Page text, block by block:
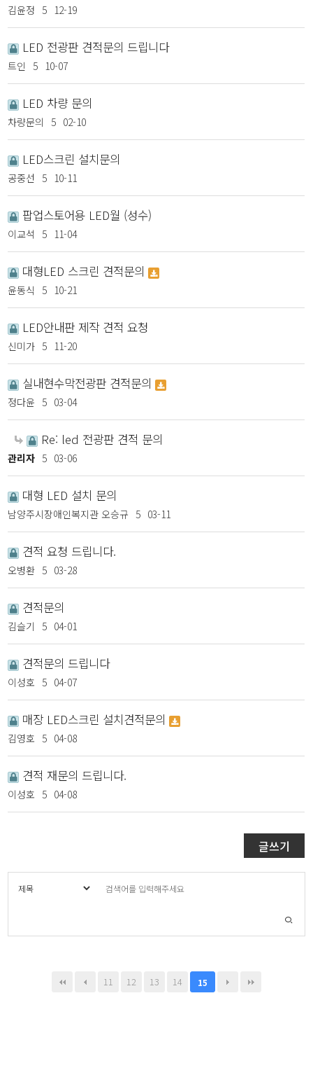
김윤정 5 12-19
LED 전광판 견적문의 드립니다
트인 5 10-07
LED 차량 문의
차량문의 5 02-10
LED스크린 설치문의
공중선 5 10-11
팝업스토어용 LED월 (성수)
이교석 5 11-04
대형LED 스크린 견적문의
윤동식 5 10-21
LED안내판 제작 견적 요청
신미가 5 11-20
실내현수막전광판 견적문의
정다윤 5 03-04
Re: led 전광판 견적 문의
관리자 5 03-06
대형 LED 설치 문의
남양주시장애인복지관 오승규 5 03-11
견적 요청 드립니다.
오병환 5 03-28
견적문의
김슬기 5 04-01
견적문의 드립니다
이성호 5 04-07
매장 LED스크린 설치견적문의
김영호 5 04-08
견적 재문의 드립니다.
이성호 5 04-08
글쓰기
11 12 13 14 15